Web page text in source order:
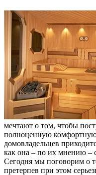
мечтают о том, чтобы
полноценную
домовладельцев
как она – по их мнению –
Сегодня мы поговорим о
претерпев при этом